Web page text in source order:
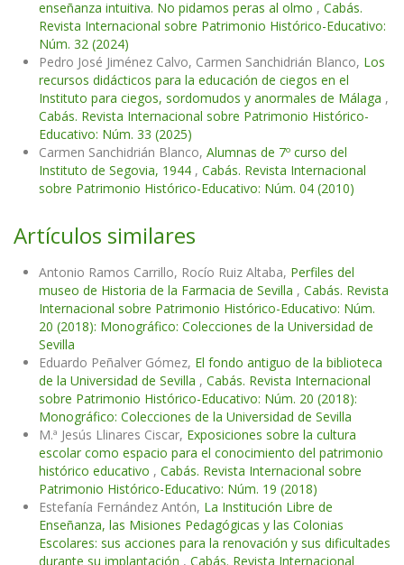
enseñanza intuitiva. No pidamos peras al olmo , Cabás.
Revista Internacional sobre Patrimonio Histórico-Educativo:
Núm. 32 (2024)
Pedro José Jiménez Calvo, Carmen Sanchidrián Blanco, Los
recursos didácticos para la educación de ciegos en el
Instituto para ciegos, sordomudos y anormales de Málaga ,
Cabás. Revista Internacional sobre Patrimonio Histórico-
Educativo: Núm. 33 (2025)
Carmen Sanchidrián Blanco, Alumnas de 7º curso del
Instituto de Segovia, 1944 , Cabás. Revista Internacional
sobre Patrimonio Histórico-Educativo: Núm. 04 (2010)
Artículos similares
Antonio Ramos Carrillo, Rocío Ruiz Altaba, Perfiles del
museo de Historia de la Farmacia de Sevilla , Cabás. Revista
Internacional sobre Patrimonio Histórico-Educativo: Núm.
20 (2018): Monográfico: Colecciones de la Universidad de
Sevilla
Eduardo Peñalver Gómez, El fondo antiguo de la biblioteca
de la Universidad de Sevilla , Cabás. Revista Internacional
sobre Patrimonio Histórico-Educativo: Núm. 20 (2018):
Monográfico: Colecciones de la Universidad de Sevilla
M.ª Jesús Llinares Ciscar, Exposiciones sobre la cultura
escolar como espacio para el conocimiento del patrimonio
histórico educativo , Cabás. Revista Internacional sobre
Patrimonio Histórico-Educativo: Núm. 19 (2018)
Estefanía Fernández Antón, La Institución Libre de
Enseñanza, las Misiones Pedagógicas y las Colonias
Escolares: sus acciones para la renovación y sus dificultades
durante su implantación , Cabás. Revista Internacional